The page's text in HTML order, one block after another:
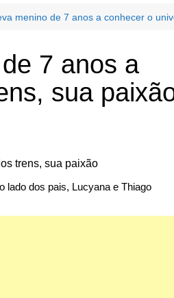
menino de 7 anos a conhecer o
7 anos a
sua
lado dos pais, Lucyana e Thiago